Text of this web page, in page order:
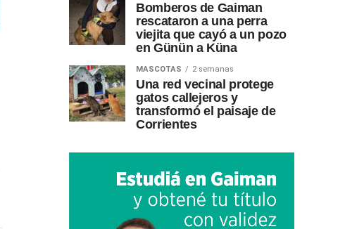
Bomberos de Gaiman
rescataron a una perra
viejita que cayó a un pozo
en Günün a Küna
MASCOTAS 2 semanas
Una red vecinal protege
gatos callejeros y
transformó el paisaje de
Corrientes